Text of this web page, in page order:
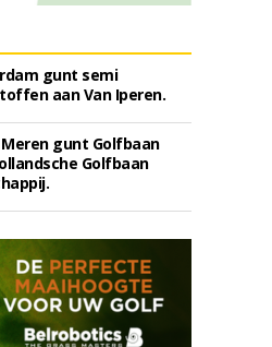
gunt semi
aan Van Iperen.
gunt Golfbaan
Golfbaan